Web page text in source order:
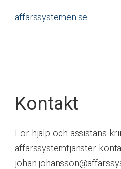
affärssystemen.se
Kontakt
För hjälp och assistans
affärssystemtjänster